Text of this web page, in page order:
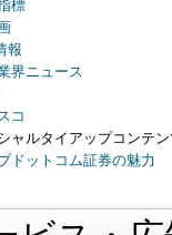
標
報
界ニュース
コ
ャルタイアップコンテ
ドットコム証券の魅力